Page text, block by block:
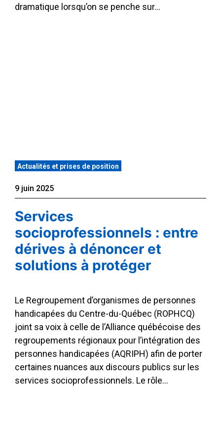
dramatique lorsqu’on se penche sur…
Actualités et prises de position
9 juin 2025
Services
socioprofessionnels : entre
dérives à dénoncer et
solutions à protéger
Le Regroupement d’organismes de personnes
handicapées du Centre-du-Québec (ROPHCQ)
joint sa voix à celle de l’Alliance québécoise des
regroupements régionaux pour l’intégration des
personnes handicapées (AQRIPH) afin de porter
certaines nuances aux discours publics sur les
services socioprofessionnels. Le rôle…